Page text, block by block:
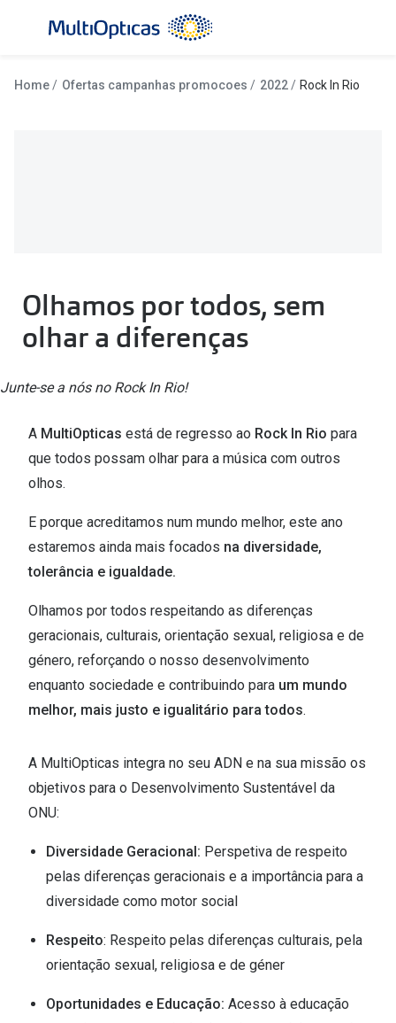
conteúdo
Nova coleção
Óculos Polarizados
Categoria
Mulher
Homem
Acessórios
Marcas
Oakley
Michael Kors
Versace
Prada
Marcas Exclusivas
DbyD
Unofficial
Coloridas
Biofinity
Dailies
Ver todas
Escolha
Home Ofertas campanhas promocoes 2022 Rock In Rio
Olhamos por todos, sem
olhar a diferenças
Junte-se a nós no Rock In Rio!
A MultiOpticas está de regresso ao Rock In Rio para
que todos possam olhar para a música com outros
olhos.
E porque acreditamos num mundo melhor, este ano
estaremos ainda mais focados na diversidade,
tolerância e igualdade.
Olhamos por todos respeitando as diferenças
geracionais, culturais, orientação sexual, religiosa e de
género, reforçando o nosso desenvolvimento
enquanto sociedade e contribuindo para um mundo
melhor, mais justo e igualitário para todos.
A MultiOpticas integra no seu ADN e na sua missão os
objetivos para o Desenvolvimento Sustentável da
ONU:
Diversidade Geracional: Perspetiva de respeito
pelas diferenças geracionais e a importância para a
diversidade como motor social
Respeito: Respeito pelas diferenças culturais, pela
orientação sexual, religiosa e de géner
Oportunidades e Educação: Acesso à educação